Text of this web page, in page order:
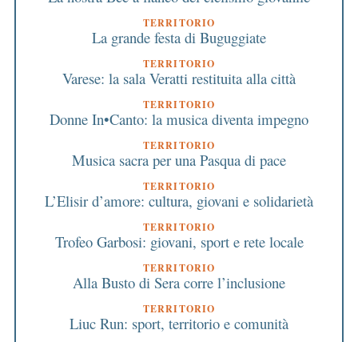
TERRITORIO
La grande festa di Buguggiate
TERRITORIO
Varese: la sala Veratti restituita alla città
TERRITORIO
Donne In•Canto: la musica diventa impegno
TERRITORIO
Musica sacra per una Pasqua di pace
TERRITORIO
L’Elisir d’amore: cultura, giovani e solidarietà
TERRITORIO
Trofeo Garbosi: giovani, sport e rete locale
TERRITORIO
Alla Busto di Sera corre l’inclusione
TERRITORIO
Liuc Run: sport, territorio e comunità